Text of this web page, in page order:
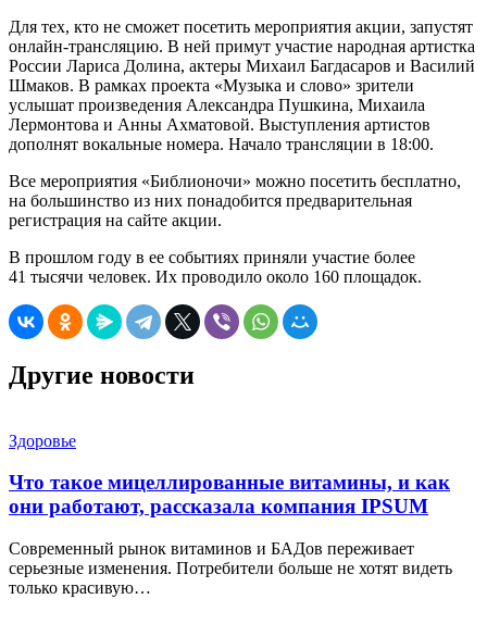
Для тех, кто не сможет посетить мероприятия акции, запустят
онлайн-трансляцию. В ней примут участие народная артистка
России Лариса Долина, актеры Михаил Багдасаров и Василий
Шмаков. В рамках проекта «Музыка и слово» зрители
услышат произведения Александра Пушкина, Михаила
Лермонтова и Анны Ахматовой. Выступления артистов
дополнят вокальные номера. Начало трансляции в 18:00.
Все мероприятия «Библионочи» можно посетить бесплатно,
на большинство из них понадобится предварительная
регистрация на сайте акции.
В прошлом году в ее событиях приняли участие более
41 тысячи человек. Их проводило около 160 площадок.
Другие новости
Здоровье
Что такое мицеллированные витамины, и как
они работают, рассказала компания IPSUM
Современный рынок витаминов и БАДов переживает
серьезные изменения. Потребители больше не хотят видеть
только красивую…